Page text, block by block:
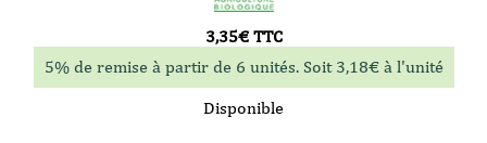
3,35€TTC
5% de remise à partir de 6 unités. Soit 3,18€à l'unité
Disponible